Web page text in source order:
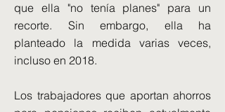
que ella "no tenía planes" para un
recorte. Sin embargo, ella ha
planteado la medida varias veces,
incluso en 2018.
Los trabajadores que aportan ahorros